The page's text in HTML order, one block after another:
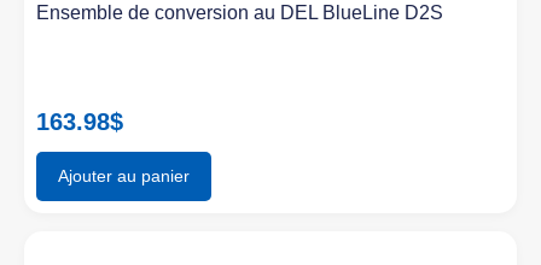
Ensemble de conversion au DEL BlueLine D2S
163.98$
Ajouter au panier